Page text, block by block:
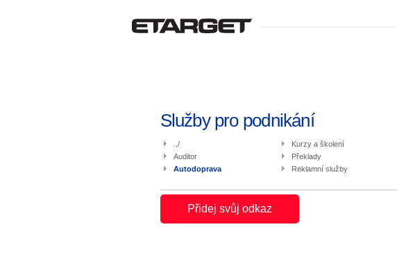
Služby pro podnikání
../
Auditor
Autodoprava
Kurzy a školení
Překlady
Reklamní služby
Přidej svůj odkaz